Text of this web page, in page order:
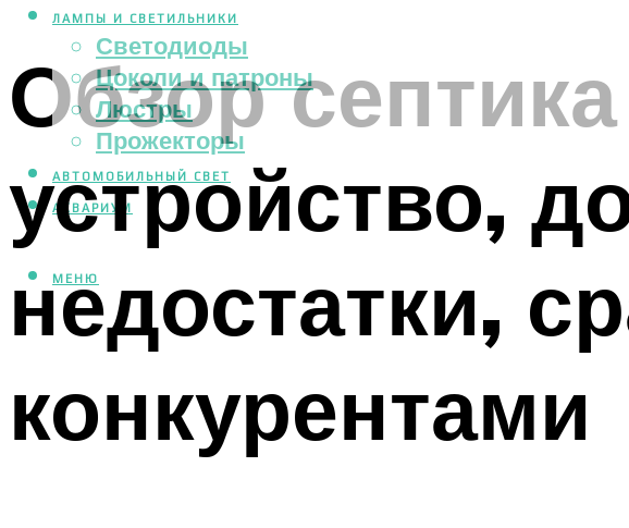
ЛАМПЫ И СВЕТИЛЬНИКИ
Светодиоды
Цоколи и патроны
Люстры
Прожекторы
АВТОМОБИЛЬНЫЙ СВЕТ
АКВАРИУМ
МЕНЮ
Обзор
устройство,
недостатки,
конкурентами